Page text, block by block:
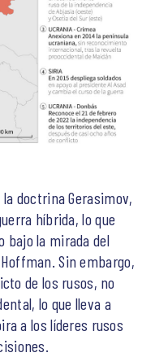
doctrina Gerasimov,
híbrida, lo que
la mirada del
Sin embargo,
de los rusos, no
lo que lleva a
a los líderes rusos